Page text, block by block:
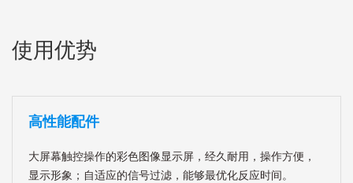
使用优势
高性能配件
大屏幕触控操作的彩色图像显示屏，经久耐用，操作方便，
显示形象；自适应的信号过滤，能够最优化反应时间。